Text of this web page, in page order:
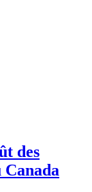
des
Canada